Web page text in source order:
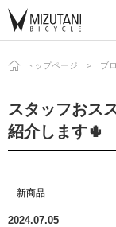
トップページ ブ
スタッフおス
紹介します🌵
新商品
2024.07.05